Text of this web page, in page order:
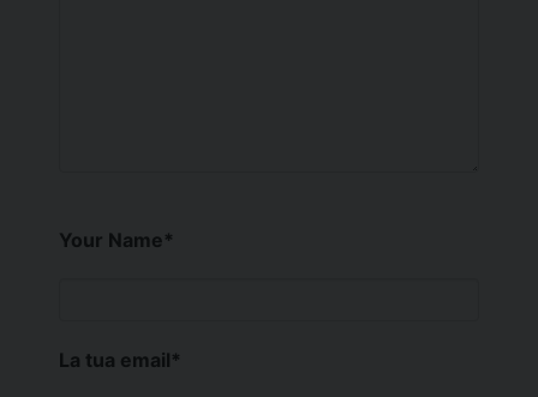
Your Name*
La tua email*